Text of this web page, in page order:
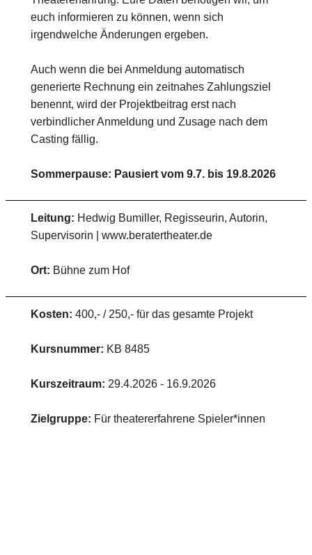
euch informieren zu können, wenn sich
irgendwelche Änderungen ergeben.
Auch wenn die bei Anmeldung automatisch
generierte Rechnung ein zeitnahes Zahlungsziel
benennt, wird der Projektbeitrag erst nach
verbindlicher Anmeldung und Zusage nach dem
Casting fällig.
Sommerpause: Pausiert vom 9.7. bis 19.8.2026
Leitung: Hedwig Bumiller, Regisseurin, Autorin,
Supervisorin | www.beratertheater.de
Ort: Bühne zum Hof
Kosten: 400,- / 250,- für das gesamte Projekt
Kursnummer: KB 8485
Kurszeitraum: 29.4.2026 - 16.9.2026
Zielgruppe: Für theatererfahrene Spieler*innen